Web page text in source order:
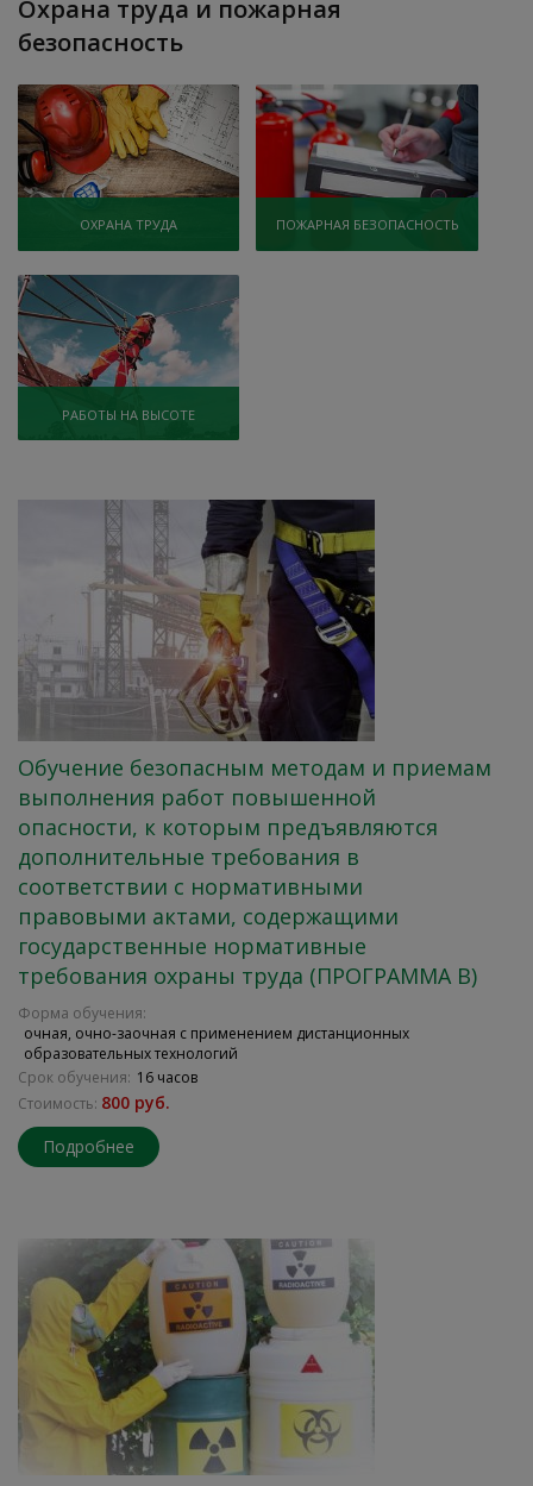
Охрана труда и пожарная
безопасность
ОХРАНА ТРУДА ПОЖАРНАЯ БЕЗОПАСНОСТЬ
РАБОТЫ НА ВЫСОТЕ
Обучение безопасным методам и приемам
выполнения работ повышенной
опасности, к которым предъявляются
дополнительные требования в
соответствии с нормативными
правовыми актами, содержащими
государственные нормативные
требования охраны труда (ПРОГРАММА В)
Форма обучения:
очная, очно-заочная с применением дистанционных
образовательных технологий
Срок обучения: 16 часов
Стоимость: 800 руб.
Подробнее